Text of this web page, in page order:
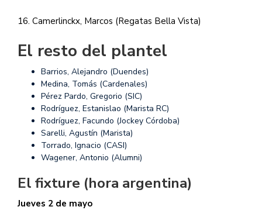
16. Camerlinckx, Marcos (Regatas Bella Vista)
El resto del plantel
Barrios, Alejandro (Duendes)
Medina, Tomás (Cardenales)
Pérez Pardo, Gregorio (SIC)
Rodríguez, Estanislao (Marista RC)
Rodríguez, Facundo (Jockey Córdoba)
Sarelli, Agustín (Marista)
Torrado, Ignacio (CASI)
Wagener, Antonio (Alumni)
El fixture (hora argentina)
Jueves 2 de mayo